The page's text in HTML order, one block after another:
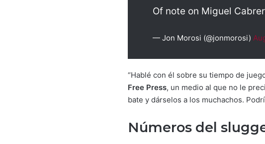
Of note on Miguel
— Jon Morosi (@jonmorosi)
“Hablé con él sobre su tiempo de
Free Press, un medio al que no le
bate y dárselos a los muchachos.
Números del